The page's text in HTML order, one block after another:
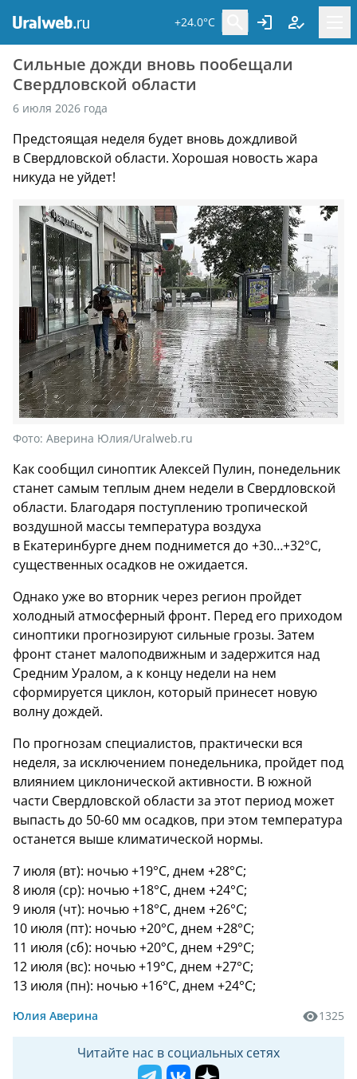
+24.0°C
Сильные дожди вновь пообещали
Свердловской области
6 июля 2026 года
Предстоящая неделя будет вновь дождливой
в Свердловской области. Хорошая новость жара
никуда не уйдет!
Фото: Аверина Юлия/Uralweb.ru
Как сообщил синоптик Алексей Пулин, понедельник
станет самым теплым днем недели в Свердловской
области. Благодаря поступлению тропической
воздушной массы температура воздуха
в Екатеринбурге днем поднимется до +30…+32°С,
существенных осадков не ожидается.
Однако уже во вторник через регион пройдет
холодный атмосферный фронт. Перед его приходом
синоптики прогнозируют сильные грозы. Затем
фронт станет малоподвижным и задержится над
Средним Уралом, а к концу недели на нем
сформируется циклон, который принесет новую
волну дождей.
По прогнозам специалистов, практически вся
неделя, за исключением понедельника, пройдет под
влиянием циклонической активности. В южной
части Свердловской области за этот период может
выпасть до 50-60 мм осадков, при этом температура
останется выше климатической нормы.
7 июля (вт): ночью +19°C, днем +28°C;
8 июля (ср): ночью +18°C, днем +24°C;
9 июля (чт): ночью +18°C, днем +26°C;
10 июля (пт): ночью +20°C, днем +28°C;
11 июля (сб): ночью +20°C, днем +29°C;
12 июля (вс): ночью +19°C, днем +27°C;
13 июля (пн): ночью +16°C, днем +24°C;
Юлия Аверина 1325
Читайте нас в социальных сетях